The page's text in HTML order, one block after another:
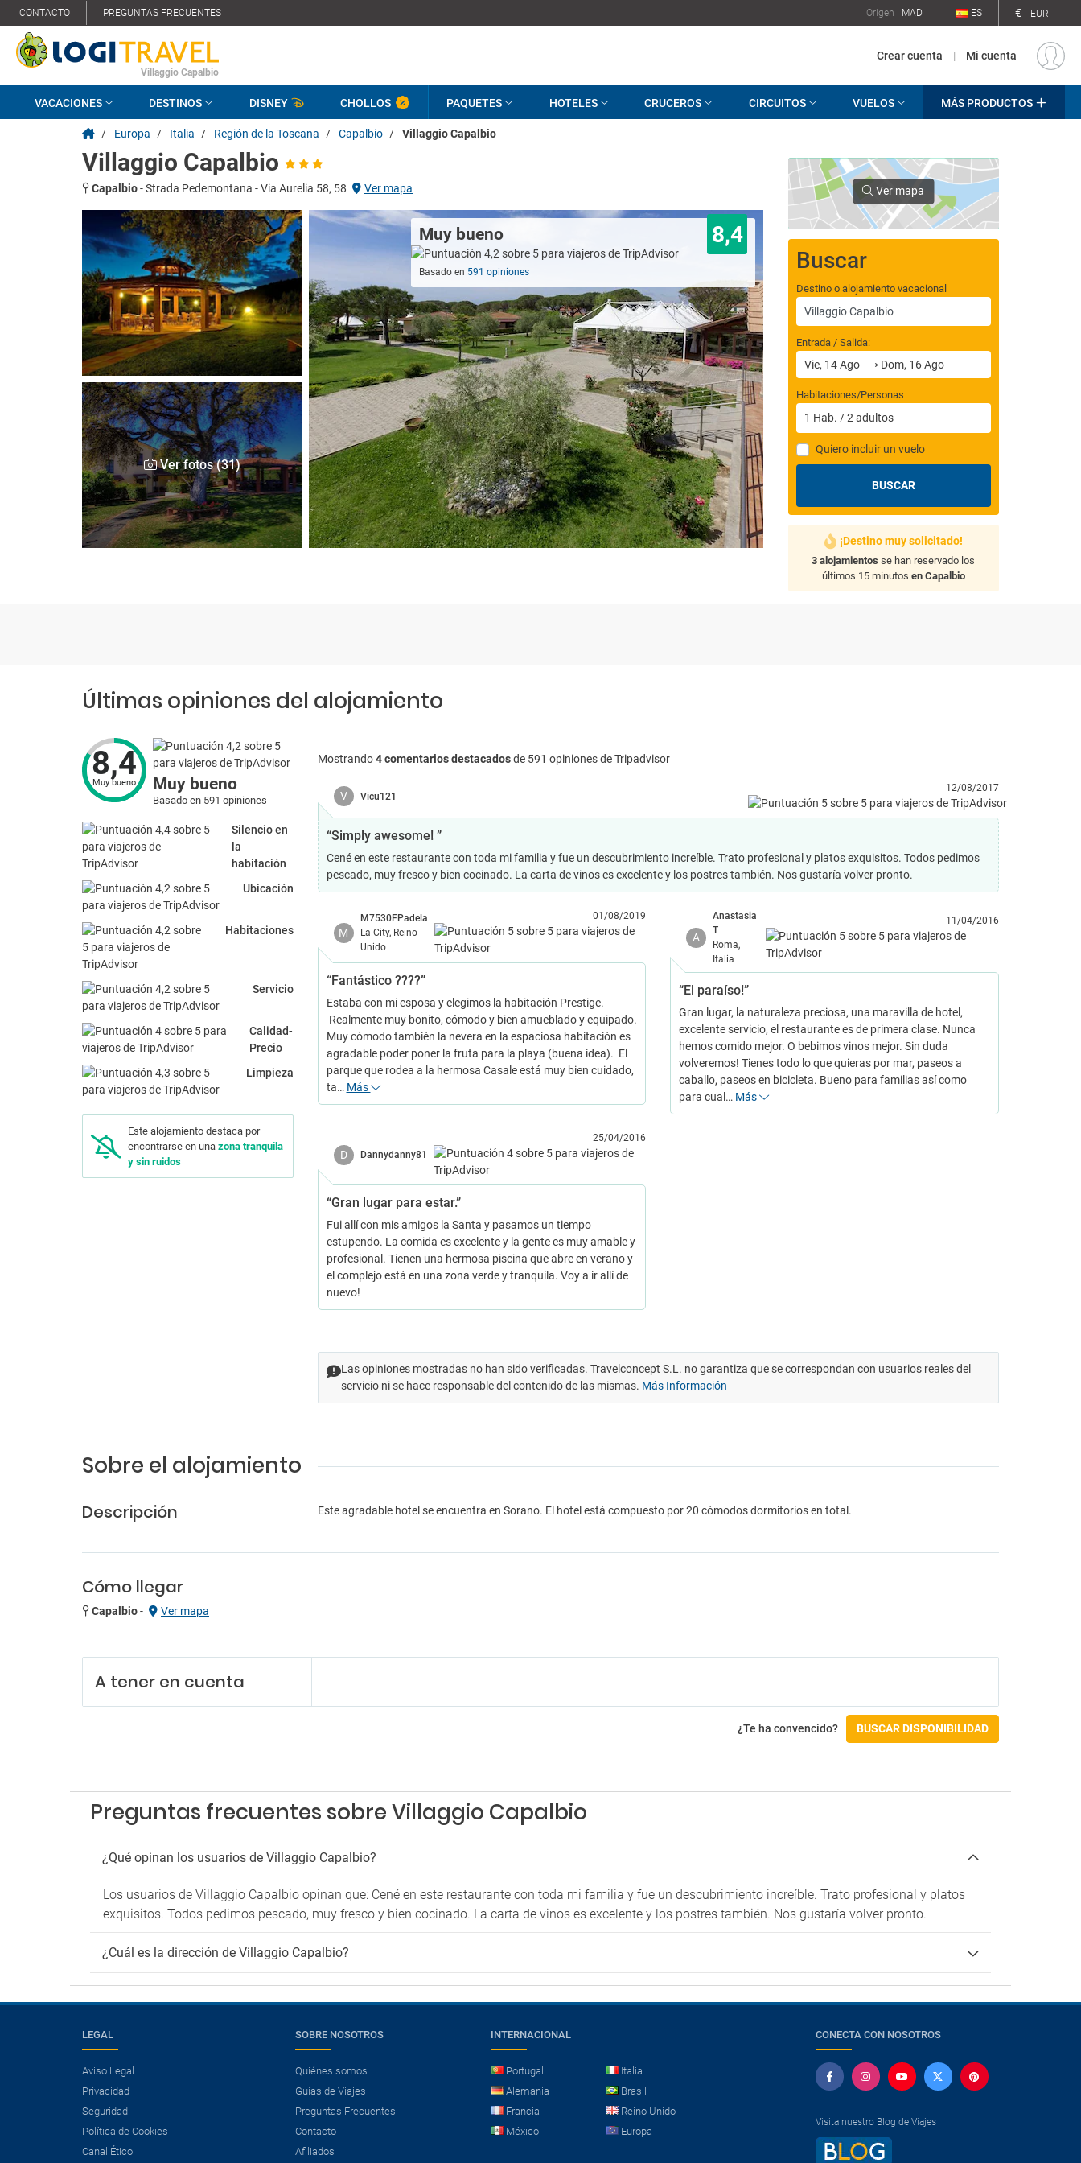
CONTACTO PREGUNTAS FRECUENTES Origen MAD ES € EUR
Villaggio Capalbio
Crear cuenta | Mi cuenta
VACACIONES DESTINOS DISNEY CHOLLOS PAQUETES HOTELES CRUCEROS CIRCUITOS VUELOS MÁS PRODUCTOS
/ Europa / Italia / Región de la Toscana / Capalbio / Villaggio Capalbio
Villaggio Capalbio
Capalbio-Strada Pedemontana - Via Aurelia 58, 58 Ver mapa
Ver fotos (31)
Muy bueno 8,4
Basado en 591 opiniones
Ver mapa
Buscar
Destino o alojamiento vacacional
Entrada / Salida:
Habitaciones/Personas
1 Hab. /2 adultos
Quiero incluir un vuelo
BUSCAR
¡Destino muy solicitado!
3 alojamientos se han reservado los
últimos 15 minutos en Capalbio
Últimas opiniones del alojamiento
8,4
Muy bueno Muy bueno
Basado en 591 opiniones
Silencio en
la
habitación
Ubicación
Habitaciones
Servicio
Calidad-
Precio
Limpieza
Este alojamiento destaca por
encontrarse en una zona tranquila
y sin ruidos
Mostrando4 comentarios destacadosde 591 opiniones de Tripadvisor
V Vicu121
12/08/2017
“Simply awesome! ”
Cené en este restaurante con toda mi familia y fue un descubrimiento increíble. Trato profesional y platos exquisitos. Todos pedimos
pescado, muy fresco y bien cocinado. La carta de vinos es excelente y los postres también. Nos gustaría volver pronto.
M
M7530FPadela
La City, Reino
Unido
01/08/2019
“Fantástico ????”
Estaba con mi esposa y elegimos la habitación Prestige.
Realmente muy bonito, cómodo y bien amueblado y equipado.
Muy cómodo también la nevera en la espaciosa habitación es
agradable poder poner la fruta para la playa (buena idea). El
parque que rodea a la hermosa Casale está muy bien cuidado,
ta… Más
A
Anastasia
T
Roma,
Italia
11/04/2016
“El paraíso!”
Gran lugar, la naturaleza preciosa, una maravilla de hotel,
excelente servicio, el restaurante es de primera clase. Nunca
hemos comido mejor. O bebimos vinos mejor. Sin duda
volveremos! Tienes todo lo que quieras por mar, paseos a
caballo, paseos en bicicleta. Bueno para familias así como
para cual… Más
D Dannydanny81
25/04/2016
“Gran lugar para estar.”
Fui allí con mis amigos la Santa y pasamos un tiempo
estupendo. La comida es excelente y la gente es muy amable y
profesional. Tienen una hermosa piscina que abre en verano y
el complejo está en una zona verde y tranquila. Voy a ir allí de
nuevo!
Las opiniones mostradas no han sido verificadas. Travelconcept S.L. no garantiza que se correspondan con usuarios reales del
servicio ni se hace responsable del contenido de las mismas. Más Información
Sobre el alojamiento
Descripción Este agradable hotel se encuentra en Sorano. El hotel está compuesto por 20 cómodos dormitorios en total.
Cómo llegar
Capalbio- Ver mapa
A tener en cuenta
¿Te ha convencido? BUSCAR DISPONIBILIDAD
Preguntas frecuentes sobre Villaggio Capalbio
¿Qué opinan los usuarios de Villaggio Capalbio?
Los usuarios de Villaggio Capalbio opinan que: Cené en este restaurante con toda mi familia y fue un descubrimiento increíble. Trato profesional y platos
exquisitos. Todos pedimos pescado, muy fresco y bien cocinado. La carta de vinos es excelente y los postres también. Nos gustaría volver pronto.
¿Cuál es la dirección de Villaggio Capalbio?
LEGAL
Aviso Legal
Privacidad
Seguridad
Política de Cookies
Canal Ético
SOBRE NOSOTROS
Quiénes somos
Guías de Viajes
Preguntas Frecuentes
Contacto
Afiliados
INTERNACIONAL
Portugal
Italia
Alemania
Brasil
Francia
Reino Unido
México
Europa
CONECTA CON NOSOTROS
Visita nuestro Blog de Viajes